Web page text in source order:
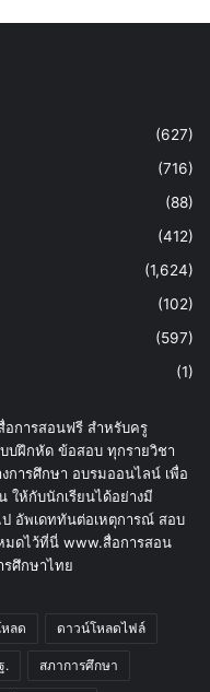
(627)
(716)
(88)
(412)
(1,624)
(102)
(597)
(1)
การสอนฟรี สำหรับครู
บฝึกหัด ข้อสอบ ทุกรายวิชา
การศึกษา อบรมออนไลน์ เพื่อ
ให้กับนักเรียนได้อย่างมี
อัพเดททันต่อเหตุการณ์ สอบ
มดไว้ที่นี่ www.สื่อการสอน
รศึกษาไทย
ลด ดาวน์โหลดไฟล์
. สภาการศึกษา